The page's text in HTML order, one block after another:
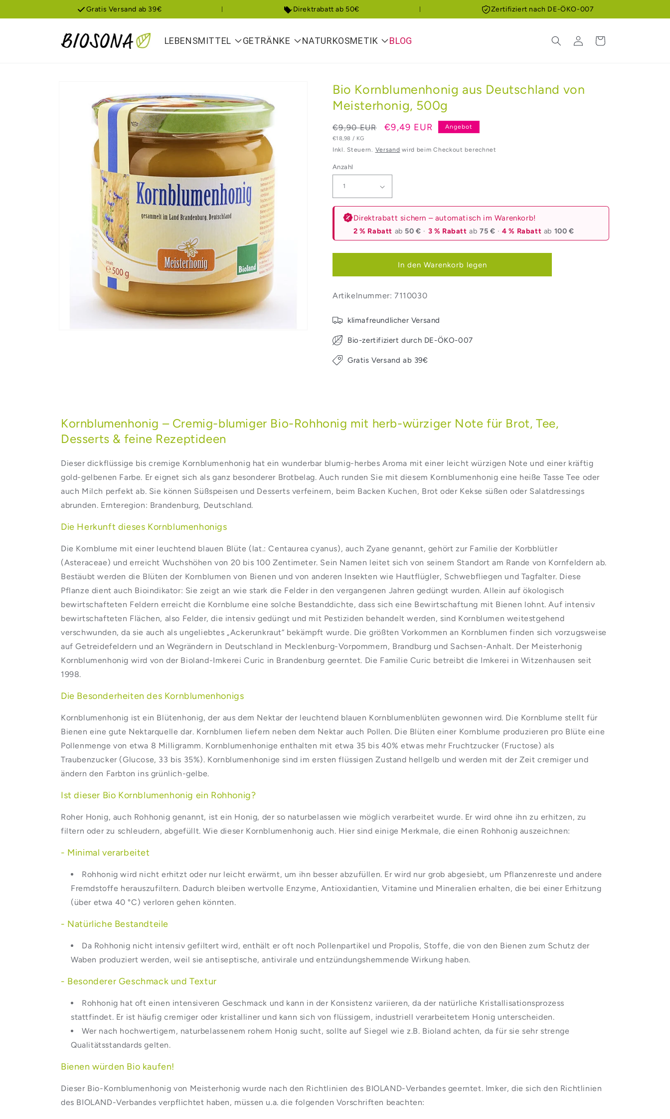
Inhalt
Gratis Versand ab 39€ Direktrabatt ab 50€ Zertifiziert nach DE-ÖKO-007
LEBENSMITTEL GETRÄNKE NATURKOSMETIK BLOG EinloggenWarenkorb
Bio Kornblumenhonig aus Deutschland von
Meisterhonig, 500g
Normaler
Preis
€9,90 EUR Verkaufspreis
€9,49 EUR
GRUNDPREIS
€18,98 / PRO
KG
Angebot
Inkl. Steuern. Versand wird beim Checkout berechnet
Anzahl
Direktrabatt sichern – automatisch im Warenkorb!
2 % Rabatt ab 50 € · 3 % Rabatt ab75 € ·4 % Rabatt ab 100 €
In den Warenkorb legen
Artikelnummer: 7110030
klimafreundlicher Versand
Bio-zertifiziert durch DE-ÖKO-007
Gratis Versand ab 39€
Kornblumenhonig – Cremig-blumiger Bio-Rohhonig mit herb-würziger Note für Brot, Tee,
Desserts & feine Rezeptideen
Dieser dickflüssige bis cremige Kornblumenhonig hat ein wunderbar blumig-herbes Aroma mit einer leicht würzigen Note und einer kräftig
gold-gelbenen Farbe. Er eignet sich als ganz besonderer Brotbelag. Auch runden Sie mit diesem Kornblumenhonig eine heiße Tasse Tee oder
auch Milch perfekt ab. Sie können Süßspeisen und Desserts verfeinern, beim Backen Kuchen, Brot oder Kekse süßen oder Salatdressings
abrunden. Ernteregion: Brandenburg, Deutschland.
Die Herkunft dieses Kornblumenhonigs
Die Kornblume mit einer leuchtend blauen Blüte (lat.: Centaurea cyanus), auch Zyane genannt, gehört zur Familie der Korbblütler
(Asteraceae) und erreicht Wuchshöhen von 20 bis 100 Zentimeter. Sein Namen leitet sich von seinem Standort am Rande von Kornfeldern ab.
Bestäubt werden die Blüten der Kornblumen von Bienen und von anderen Insekten wie Hautflügler, Schwebfliegen und Tagfalter. Diese
Pflanze dient auch Bioindikator: Sie zeigt an wie stark die Felder in den vergangenen Jahren gedüngt wurden. Allein auf ökologisch
bewirtschafteten Feldern erreicht die Kornblume eine solche Bestanddichte, dass sich eine Bewirtschaftung mit Bienen lohnt. Auf intensiv
bewirtschafteten Flächen, also Felder, die intensiv gedüngt und mit Pestiziden behandelt werden, sind Kornblumen weitestgehend
verschwunden, da sie auch als ungeliebtes „Ackerunkraut“ bekämpft wurde. Die größten Vorkommen an Kornblumen finden sich vorzugsweise
auf Getreidefeldern und an Wegrändern in Deutschland in Mecklenburg-Vorpommern, Brandburg und Sachsen-Anhalt. Der Meisterhonig
Kornblumenhonig wird von der Bioland-Imkerei Curic in Brandenburg geerntet. Die Familie Curic betreibt die Imkerei in Witzenhausen seit
1998.
Die Besonderheiten des Kornblumenhonigs
Kornblumenhonig ist ein Blütenhonig, der aus dem Nektar der leuchtend blauen Kornblumenblüten gewonnen wird. Die Kornblume stellt für
Bienen eine gute Nektarquelle dar. Kornblumen liefern neben dem Nektar auch Pollen. Die Blüten einer Kornblume produzieren pro Blüte eine
Pollenmenge von etwa 8 Milligramm. Kornblumenhonige enthalten mit etwa 35 bis 40% etwas mehr Fruchtzucker (Fructose) als
Traubenzucker (Glucose, 33 bis 35%). Kornblumenhonige sind im ersten flüssigen Zustand hellgelb und werden mit der Zeit cremiger und
ändern den Farbton ins grünlich-gelbe.
Ist dieser Bio Kornblumenhonig ein Rohhonig?
Roher Honig, auch Rohhonig genannt, ist ein Honig, der so naturbelassen wie möglich verarbeitet wurde. Er wird ohne ihn zu erhitzen, zu
filtern oder zu schleudern, abgefüllt. Wie dieser Kornblumenhonig auch. Hier sind einige Merkmale, die einen Rohhonig auszeichnen:
- Minimal verarbeitet
Rohhonig wird nicht erhitzt oder nur leicht erwärmt, um ihn besser abzufüllen. Er wird nur grob abgesiebt, um Pflanzenreste und andere
Fremdstoffe herauszufiltern. Dadurch bleiben wertvolle Enzyme, Antioxidantien, Vitamine und Mineralien erhalten, die bei einer Erhitzung
(über etwa 40 °C) verloren gehen könnten.
- Natürliche Bestandteile
Da Rohhonig nicht intensiv gefiltert wird, enthält er oft noch Pollenpartikel und Propolis, Stoffe, die von den Bienen zum Schutz der
Waben produziert werden, weil sie antiseptische, antivirale und entzündungshemmende Wirkung haben.
- Besonderer Geschmack und Textur
Rohhonig hat oft einen intensiveren Geschmack und kann in der Konsistenz variieren, da der natürliche Kristallisationsprozess
stattfindet. Er ist häufig cremiger oder kristalliner und kann sich von flüssigem, industriell verarbeitetem Honig unterscheiden.
Wer nach hochwertigem, naturbelassenem rohem Honig sucht, sollte auf Siegel wie z.B. Bioland achten, da für sie sehr strenge
Qualitätsstandards gelten.
Bienen würden Bio kaufen!
Dieser Bio-Kornblumenhonig von Meisterhonig wurde nach den Richtlinien des BIOLAND-Verbandes geerntet. Imker, die sich den Richtlinien
des BIOLAND-Verbandes verpflichtet haben, müssen u.a. die folgenden Vorschriften beachten: